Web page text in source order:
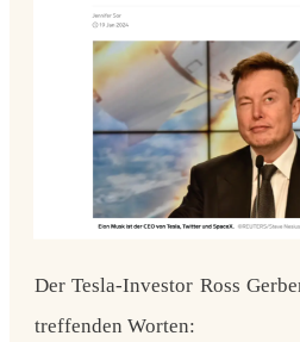
Der Tesla-Investor Ross
treffenden Worten: